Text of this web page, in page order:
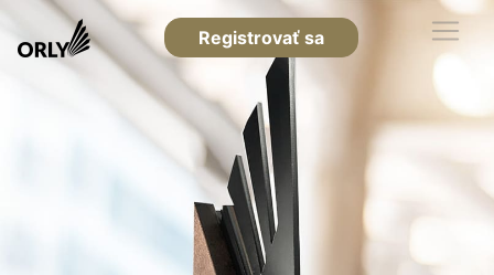
Registrovať sa